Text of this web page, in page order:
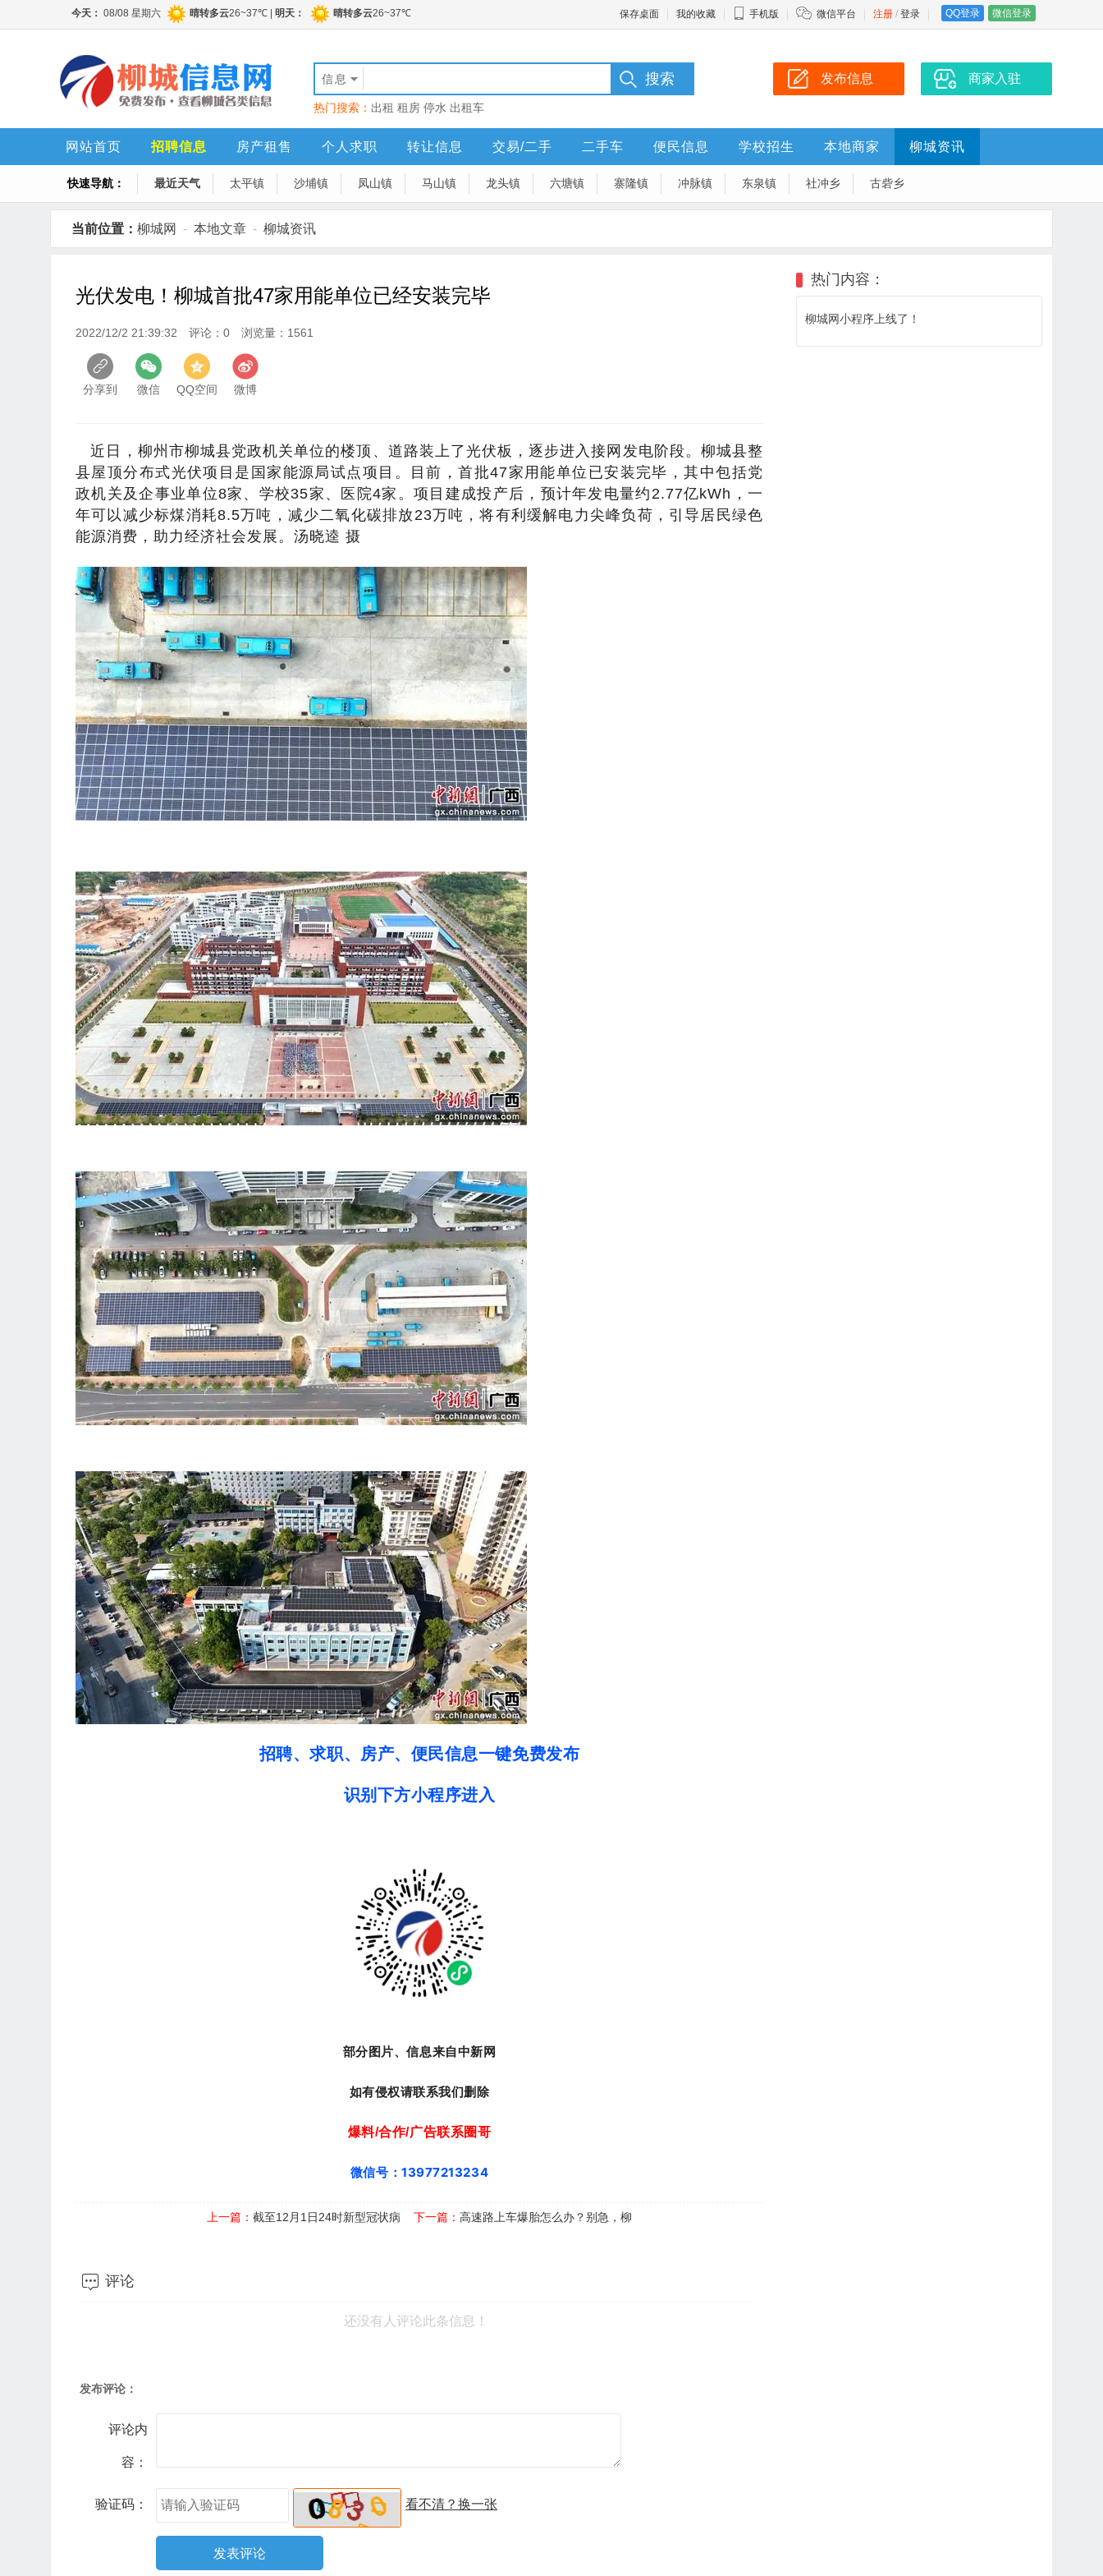
保存桌面 我的收藏 手机版 微信平台 注册 / 登录 QQ登录 微信登录
信息
热门搜索： 出租 租房 停水 出租车
发布信息 商家入驻
网站首页 招聘信息 房产租售 个人求职 转让信息 交易/二手 二手车 便民信息 学校招生 本地商家 柳城资讯
快速导航： 最近天气 太平镇 沙埔镇 凤山镇 马山镇 龙头镇 六塘镇 寨隆镇 冲脉镇 东泉镇 社冲乡 古砦乡
当前位置： 柳城网 - 本地文章 - 柳城资讯
光伏发电！柳城首批47家用能单位已经安装完毕
2022/12/2 21:39:32 评论：0 浏览量：1561
分享到 微信 QQ空间 微博
近日，柳州市柳城县党政机关单位的楼顶、道路装上了光伏板，逐步进入接网发电阶段。柳城县整
县屋顶分布式光伏项目是国家能源局试点项目。目前，首批47家用能单位已安装完毕，其中包括党
政机关及企事业单位8家、学校35家、医院4家。项目建成投产后，预计年发电量约2.77亿kWh，一
年可以减少标煤消耗8.5万吨，减少二氧化碳排放23万吨，将有利缓解电力尖峰负荷，引导居民绿色
能源消费，助力经济社会发展。汤晓逵 摄
招聘、求职、房产、便民信息一键免费发布
识别下方小程序进入
部分图片、信息来自中新网
如有侵权请联系我们删除
爆料/合作/广告联系圈哥
微信号：13977213234
上一篇： 截至12月1日24时新型冠状病 下一篇： 高速路上车爆胎怎么办？别急，柳
 评论
还没有人评论此条信息！
发布评论：
评论内
容：
验证码： 看不清？换一张
热门内容：
柳城网小程序上线了！